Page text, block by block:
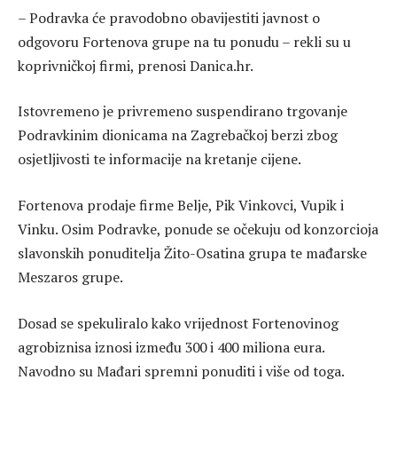
– Podravka će pravodobno obavijestiti javnost o
odgovoru Fortenova grupe na tu ponudu – rekli su u
koprivničkoj firmi, prenosi Danica.hr.
Istovremeno je privremeno suspendirano trgovanje
Podravkinim dionicama na Zagrebačkoj berzi zbog
osjetljivosti te informacije na kretanje cijene.
Fortenova prodaje firme Belje, Pik Vinkovci, Vupik i
Vinku. Osim Podravke, ponude se očekuju od konzorcioja
slavonskih ponuditelja Žito-Osatina grupa te mađarske
Meszaros grupe.
Dosad se spekuliralo kako vrijednost Fortenovinog
agrobiznisa iznosi između 300 i 400 miliona eura.
Navodno su Mađari spremni ponuditi i više od toga.